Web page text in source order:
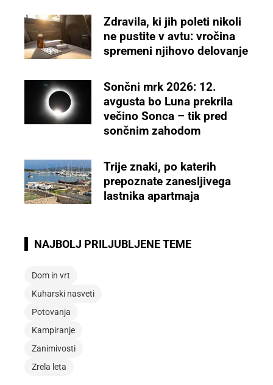
Zdravila, ki jih poleti nikoli
ne pustite v avtu: vročina
spremeni njihovo delovanje
Sončni mrk 2026: 12.
avgusta bo Luna prekrila
večino Sonca – tik pred
sončnim zahodom
Trije znaki, po katerih
prepoznate zanesljivega
lastnika apartmaja
NAJBOLJ PRILJUBLJENE TEME
Dom in vrt
Kuharski nasveti
Potovanja
Kampiranje
Zanimivosti
Zrela leta